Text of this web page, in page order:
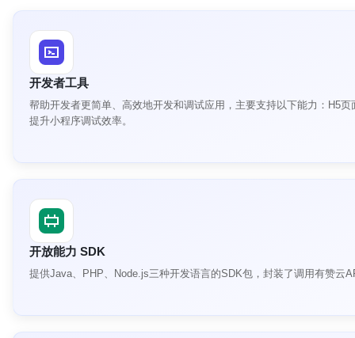
开发者工具
帮助开发者更简单、高效地开发和调试应用，主要支持以下能力：H5
提升小程序调试效率。
开放能力 SDK
提供Java、PHP、Node.js三种开发语言的SDK包，封装了调用有赞